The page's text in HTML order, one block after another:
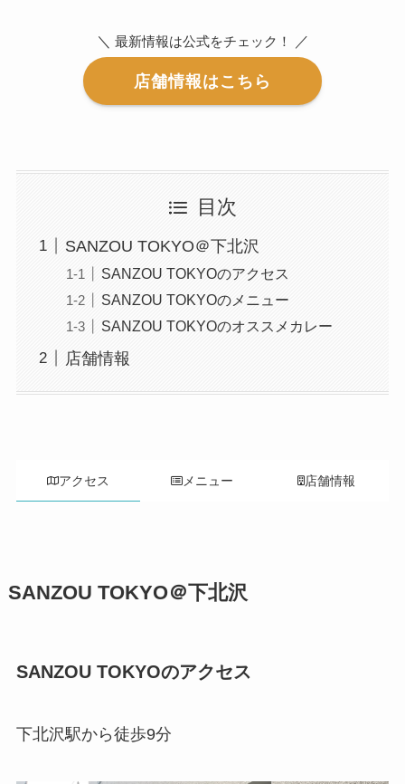
＼ 最新情報は公式をチェック！ ／
店舗情報はこちら
目次
SANZOU TOKYO＠下北沢
SANZOU TOKYOのアクセス
SANZOU TOKYOのメニュー
SANZOU TOKYOのオススメカレー
店舗情報
アクセス メニュー 店舗情報
SANZOU TOKYO＠下北沢
SANZOU TOKYOのアクセス
下北沢駅から徒歩9分